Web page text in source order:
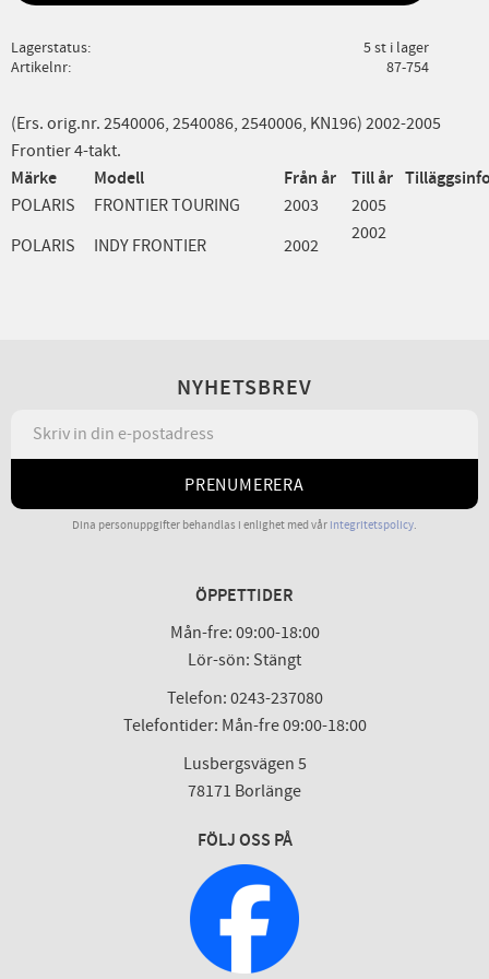
Lagerstatus
5 st i lager
Artikelnr
87-754
(Ers. orig.nr. 2540006, 2540086, 2540006, KN196) 2002-2005
Frontier 4-takt.
Märke Modell Från år Till år
POLARIS FRONTIER TOURING 2003
2005
POLARIS
INDY FRONTIER 2002
2002
NYHETSBREV
PRENUMERERA
Dina personuppgifter behandlas i enlighet med vår integritetspolicy.
ÖPPETTIDER
Mån-fre: 09:00-18:00
Lör-sön: Stängt
Telefon: 0243-237080
Telefontider: Mån-fre 09:00-18:00
Lusbergsvägen 5
78171 Borlänge
FÖLJ OSS PÅ